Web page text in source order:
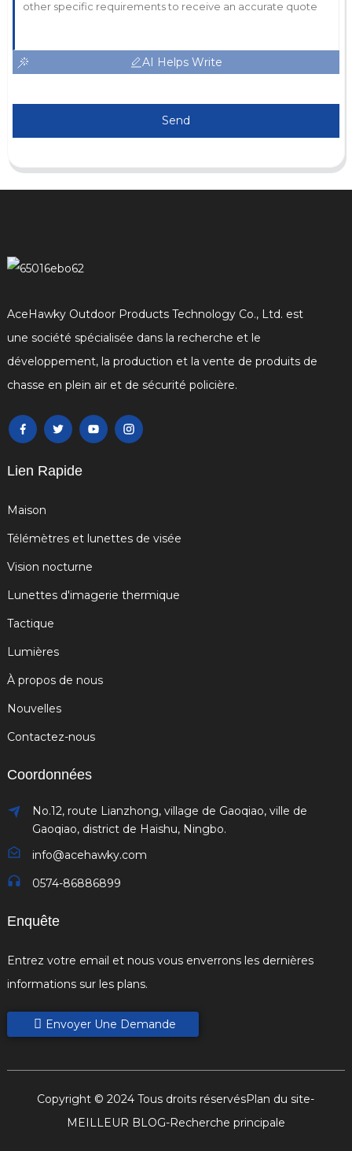
AI Helps Write
Send
AceHawky Outdoor Products Technology Co., Ltd. est
une société spécialisée dans la recherche et le
développement, la production et la vente de produits de
chasse en plein air et de sécurité policière.
Lien Rapide
Maison
Télémètres et lunettes de visée
Vision nocturne
Lunettes d'imagerie thermique
Tactique
Lumières
À propos de nous
Nouvelles
Contactez-nous
Coordonnées
No.12, route Lianzhong, village de Gaoqiao, ville de
Gaoqiao, district de Haishu, Ningbo.
info@acehawky.com
0574-86886899
Enquête
Entrez votre email et nous vous enverrons les dernières
informations sur les plans.
Envoyer Une Demande
Copyright © 2024 Tous droits réservésPlan du site-
MEILLEUR BLOG-Recherche principale